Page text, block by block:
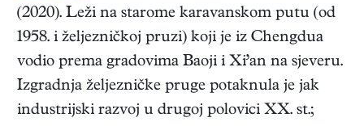
(2020). Leži na starome karavanskom putu (od
1958. i željezničkoj pruzi) koji je iz Chengdua
vodio prema gradovima Baoji i Xi’an na sjeveru.
Izgradnja željezničke pruge potaknula je jak
industrijski razvoj u drugoj polovici XX. st.;